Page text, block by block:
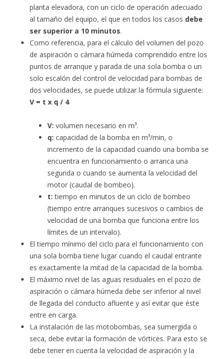
planta elevadora, con un ciclo de operación adecuado
al tamaño del equipo, el que en todos los casos debe
ser superior a 10 minutos.
Como referencia, para el cálculo del volumen del pozo
de aspiración o cámara húmeda comprendido entre los
puntos de arranque y parada de una sola bomba o un
solo escalón del control de velocidad para bombas de
dos velocidades, se puede utilizar la fórmula siguiente:
V = t x q / 4
V: volumen necesario en m³.
q: capacidad de la bomba en m³/min, o
incremento de la capacidad cuando una bomba se
encuentra en funcionamiento o arranca una
segunda o cuando se aumenta la velocidad del
motor (caudal de bombeo).
t: tiempo en minutos de un ciclo de bombeo
(tiempo entre arranques sucesivos o cambios de
velocidad de una bomba que funciona entre los
límites de un intervalo).
El tiempo mínimo del ciclo para el funcionamiento con
una sola bomba tiene lugar cuando el caudal entrante
es exactamente la mitad de la capacidad de la bomba.
El máximo nivel de las aguas residuales en el pozo de
aspiración o cámara húmeda debe ser inferior al nivel
de llegada del conducto afluente y así evitar que éste
entre en carga.
La instalación de las motobombas, sea sumergida o
seca, debe evitar la formación de vórtices. Para esto se
debe tener en cuenta la velocidad de aspiración y la